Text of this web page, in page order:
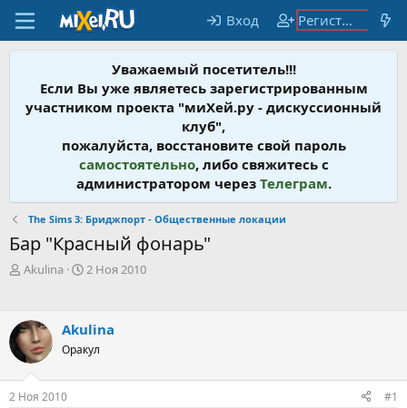
Вход Регистрация
Уважаемый посетитель!!!
Если Вы уже являетесь зарегистрированным
участником проекта "миХей.ру - дискусcионный
клуб",
пожалуйста, восстановите свой пароль
самостоятельно, либо свяжитесь с
администратором через Телеграм.
The Sims 3: Бриджпорт - Общественные локации
Бар "Красный фонарь"
А
о
р
т
е
м
ы
Akulina
Д
н
а
а
2 Ноя 2010
Akulina
Оракул
2 Ноя 2010 #1